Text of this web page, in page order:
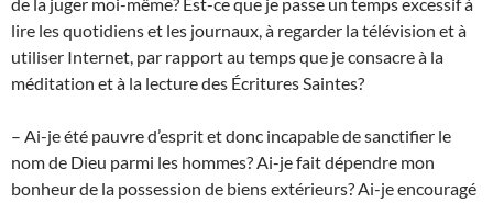
lire les quotidiens et les journaux, à regarder la télévision et à
utiliser Internet, par rapport au temps que je consacre à la
méditation et à la lecture des Écritures Saintes?
– Ai-je été pauvre d’esprit et donc incapable de sanctifier le
nom de Dieu parmi les hommes? Ai-je fait dépendre mon
bonheur de la possession de biens extérieurs? Ai-je encouragé